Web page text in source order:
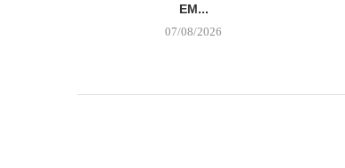
EM...
07/08/2026